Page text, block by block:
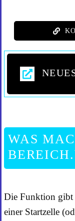
WAS
Die Funktion gibt
einer Startzelle